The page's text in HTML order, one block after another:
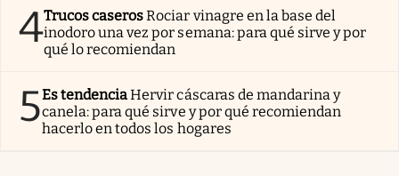
4Trucos caserosRociar vinagre en la base del
inodoro una vez por semana: para qué sirve y por
qué lo recomiendan
5Es tendenciaHervir cáscaras de mandarina y
canela: para qué sirve y por qué recomiendan
hacerlo en todos los hogares